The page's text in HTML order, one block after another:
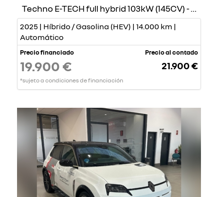
Techno E-TECH full hybrid 103kW (145CV) - SS
2025 | Híbrido / Gasolina (HEV) | 14.000 km |
Automático
Precio financiado
19.900 €
*sujeto a condiciones de financiación
Precio al contado
21.900 €